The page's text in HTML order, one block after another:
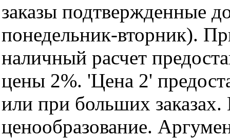
заказы подтвержденные
понедельник-вторник).
наличный расчет
цены 2%. 'Цена 2'
или при больших
ценообразование.